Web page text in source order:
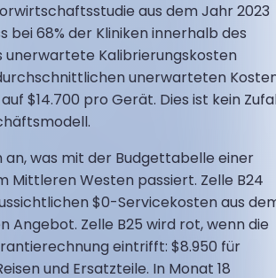
aus dem Jahr 2023
bei 68% der Kliniken innerhalb des
unerwartete Kalibrierungskosten
unerwarteten
$14.700 pro Gerät. Dies ist kein
an, was mit der Budgettabelle einer
Mittleren Westen passiert. Zelle B24
$0-Servicekosten aus
Angebot. Zelle B25 wird rot, wenn die
eintrifft: $8.950 für
und Ersatzteile. In Monat 18